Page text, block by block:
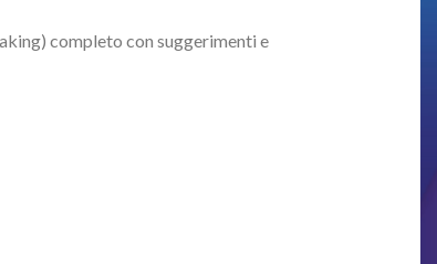
completo con suggerimenti e